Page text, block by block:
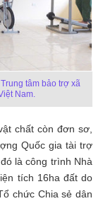
tâm bảo trợ xã
Nam.
chất còn đơn sơ,
Quốc gia tài trợ
là công trình Nhà
tích 16ha đất do
chức Chia sẻ dân